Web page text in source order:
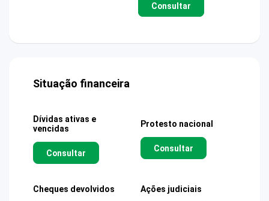
Consultar
Situação financeira
Dívidas ativas e
vencidas
Consultar
Protesto nacional
Consultar
Cheques devolvidos Ações judiciais